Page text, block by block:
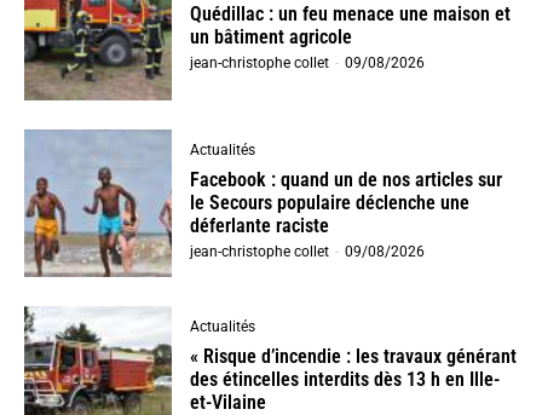
Quédillac : un feu menace une maison et
un bâtiment agricole
jean-christophe collet - 09/08/2026
Actualités
Facebook : quand un de nos articles sur
le Secours populaire déclenche une
déferlante raciste
jean-christophe collet - 09/08/2026
Actualités
« Risque d’incendie : les travaux générant
des étincelles interdits dès 13 h en Ille-
et-Vilaine